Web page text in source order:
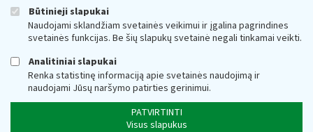
Būtinieji slapukai
Naudojami sklandžiam svetainės veikimui ir įgalina pagrindines
svetainės funkcijas. Be šių slapukų svetainė negali tinkamai veikti.
Analitiniai slapukai
Renka statistinę informaciją apie svetainės naudojimą ir
naudojami Jūsų naršymo patirties gerinimui.
PATVIRTINTI
Visus slapukus